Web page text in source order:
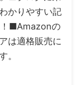
かりやすい記
！■Amazonの
は適格販売に
。